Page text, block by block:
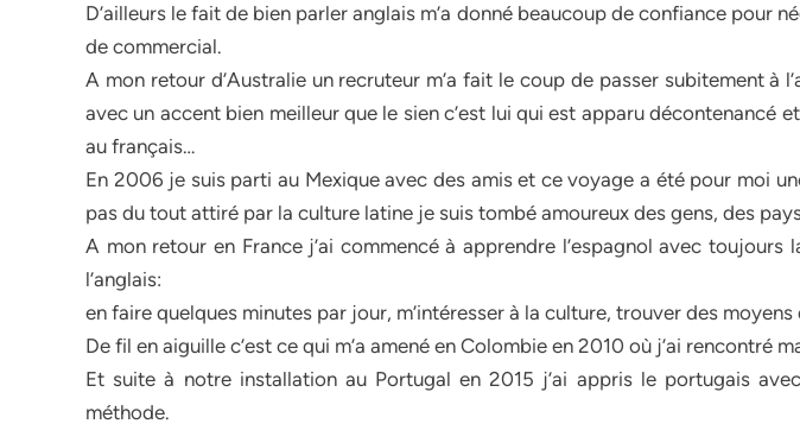
D’ailleurs le fait de bien parler anglais m’a donné beaucoup de confiance pour
de commercial.
A mon retour d’Australie un recruteur m’a fait le coup de passer subitement à
avec un accent bien meilleur que le sien c’est lui qui est apparu décontenancé
au français…
En 2006 je suis parti au Mexique avec des amis et ce voyage a été pour moi
pas du tout attiré par la culture latine je suis tombé amoureux des gens, des
A mon retour en France j’ai commencé à apprendre l’espagnol avec toujours
l’anglais:
en faire quelques minutes par jour, m’intéresser à la culture, trouver des
De fil en aiguille c’est ce qui m’a amené en Colombie en 2010 où j’ai rencontré
Et suite à notre installation au Portugal en 2015 j’ai appris le portugais
méthode.